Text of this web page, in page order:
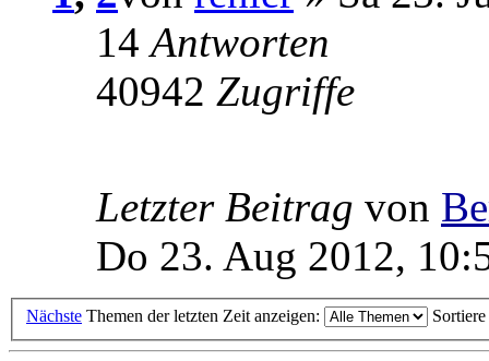
14Antworten
40942 Zugriffe
Letzter Beitrag von
Do 23. Aug 2012,
Nächste Themen der letzten Zeit anzeigen: